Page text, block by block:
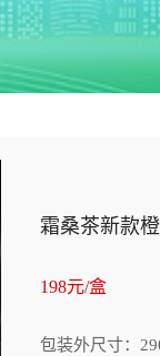
霜桑茶新款
198元/盒
包装外尺寸：